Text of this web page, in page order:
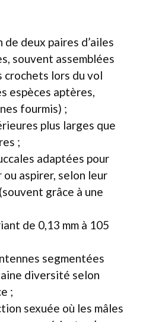
de deux paires d’ailes
souvent assemblées
crochets lors du vol
espèces aptères,
fourmis) ;
plus larges que
;
adaptées pour
ou aspirer, selon leur
grâce à une
de 0,13 mm à 105
segmentées
diversité selon
;
sexuée où les mâles